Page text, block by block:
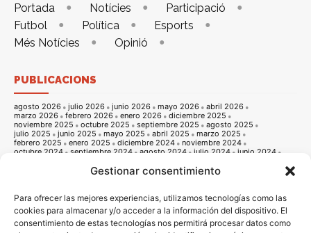
Gestionar consentimiento
Para ofrecer las mejores experiencias, utilizamos tecnologías como las
cookies para almacenar y/o acceder a la información del dispositivo. El
consentimiento de estas tecnologías nos permitirá procesar datos como
Portada Notícies
Participació
Futbol
Política
Esports
Més Notícies
Opinió
PUBLICACIONS
agosto 2026 julio 2026 junio 2026 mayo 2026
abril 2026
marzo 2026
febrero 2026 enero 2026
diciembre 2025
noviembre 2025
octubre 2025 septiembre 2025
agosto 2025
julio 2025
junio 2025 mayo 2025 abril 2025
marzo 2025
febrero 2025
enero 2025 diciembre 2024
noviembre 2024
octubre 2024
septiembre 2024 agosto 2024 julio 2024
junio 2024
noviembre 2023 octubre 2023
septiembre 2023
noviembre 2022
octubre 2022 septiembre 2022
agosto 2022
julio 2022
junio 2022 mayo 2022 abril 2022
marzo 2022
febrero 2022
enero 2022 diciembre 2021
noviembre 2021
octubre 2021
septiembre 2021 agosto 2021 julio 2021
junio 2021